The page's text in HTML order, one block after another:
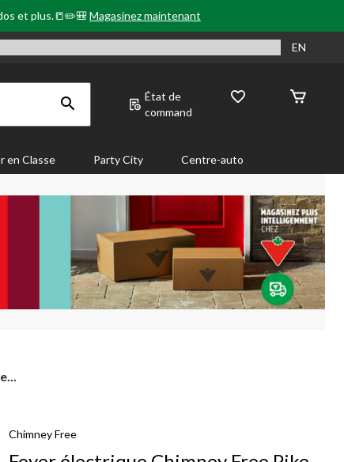
et plus.📒✏️🎒Magasinez maintenant
EN
État de
command
en Classe Party City Centre-auto
Chimney Free